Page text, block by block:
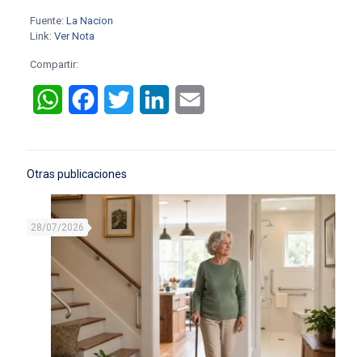
Fuente: La Nacion
Link: Ver Nota
Compartir:
WhatsAppFacebookTwitter LinkedIn
Otras publicaciones
28/07/2026